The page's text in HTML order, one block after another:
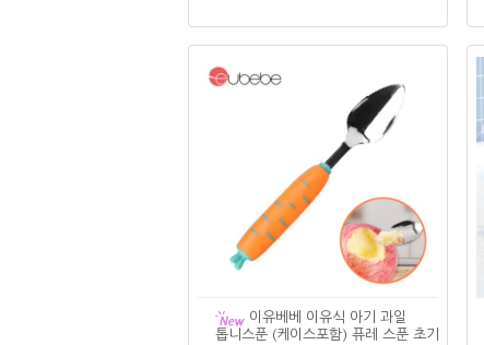
이유베베 이유식 아기 과일
톱니스푼 (케이스포함) 퓨레 스푼 초기